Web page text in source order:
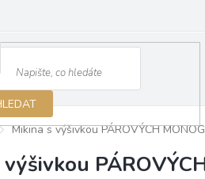
Mikina s výšivkou PÁROVÝCH